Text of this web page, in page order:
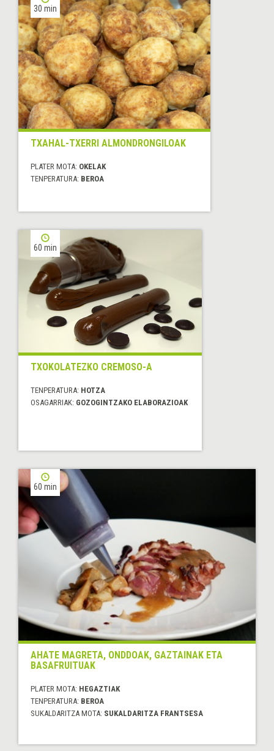
30 min
TXAHAL-TXERRI ALMONDRONGILOAK
PLATER MOTA: OKELAK
TENPERATURA: BEROA
60 min
TXOKOLATEZKO CREMOSO-A
TENPERATURA: HOTZA
OSAGARRIAK: GOZOGINTZAKO ELABORAZIOAK
60 min
AHATE MAGRETA, ONDDOAK, GAZTAINAK ETA
BASAFRUITUAK
PLATER MOTA: HEGAZTIAK
TENPERATURA: BEROA
SUKALDARITZA MOTA: SUKALDARITZA FRANTSESA